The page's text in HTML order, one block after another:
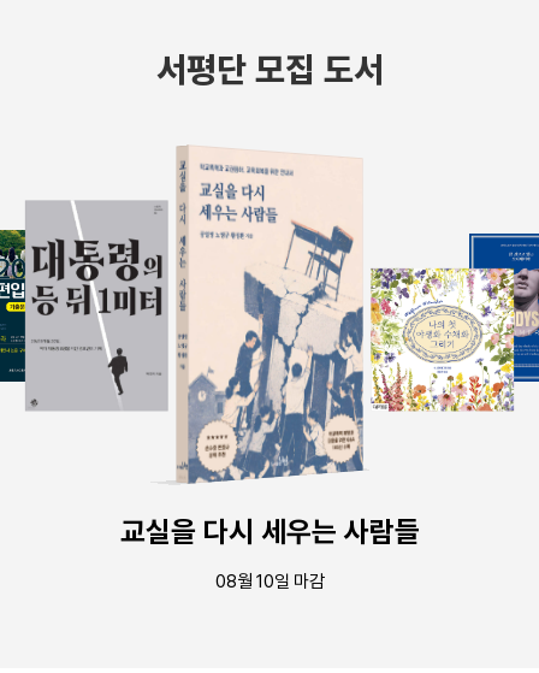
서평단 모집 도서
교실을 다시 세우는 사람들
08월 10일 마감